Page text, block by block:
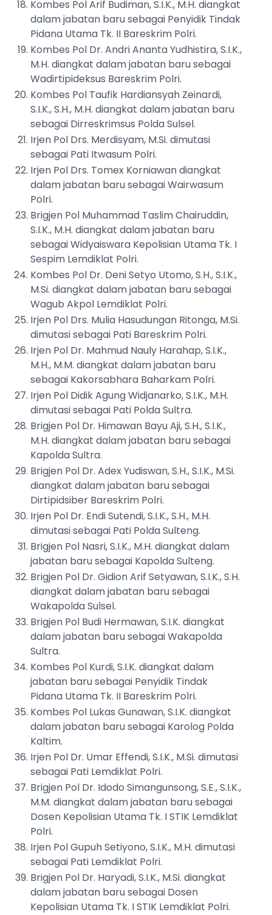
Kombes Pol Arif Budiman, S.I.K., M.H. diangkat
dalam jabatan baru sebagai Penyidik Tindak
Pidana Utama Tk. II Bareskrim Polri.
Kombes Pol Dr. Andri Ananta Yudhistira, S.I.K.,
M.H. diangkat dalam jabatan baru sebagai
Wadirtipideksus Bareskrim Polri.
Kombes Pol Taufik Hardiansyah Zeinardi,
S.I.K., S.H., M.H. diangkat dalam jabatan baru
sebagai Dirreskrimsus Polda Sulsel.
Irjen Pol Drs. Merdisyam, M.Si. dimutasi
sebagai Pati Itwasum Polri.
Irjen Pol Drs. Tomex Korniawan diangkat
dalam jabatan baru sebagai Wairwasum
Polri.
Brigjen Pol Muhammad Taslim Chairuddin,
S.I.K., M.H. diangkat dalam jabatan baru
sebagai Widyaiswara Kepolisian Utama Tk. I
Sespim Lemdiklat Polri.
Kombes Pol Dr. Deni Setyo Utomo, S.H., S.I.K.,
M.Si. diangkat dalam jabatan baru sebagai
Wagub Akpol Lemdiklat Polri.
Irjen Pol Drs. Mulia Hasudungan Ritonga, M.Si.
dimutasi sebagai Pati Bareskrim Polri.
Irjen Pol Dr. Mahmud Nauly Harahap, S.I.K.,
M.H., M.M. diangkat dalam jabatan baru
sebagai Kakorsabhara Baharkam Polri.
Irjen Pol Didik Agung Widjanarko, S.I.K., M.H.
dimutasi sebagai Pati Polda Sultra.
Brigjen Pol Dr. Himawan Bayu Aji, S.H., S.I.K.,
M.H. diangkat dalam jabatan baru sebagai
Kapolda Sultra.
Brigjen Pol Dr. Adex Yudiswan, S.H., S.I.K., M.Si.
diangkat dalam jabatan baru sebagai
Dirtipidsiber Bareskrim Polri.
Irjen Pol Dr. Endi Sutendi, S.I.K., S.H., M.H.
dimutasi sebagai Pati Polda Sulteng.
Brigjen Pol Nasri, S.I.K., M.H. diangkat dalam
jabatan baru sebagai Kapolda Sulteng.
Brigjen Pol Dr. Gidion Arif Setyawan, S.I.K., S.H.
diangkat dalam jabatan baru sebagai
Wakapolda Sulsel.
Brigjen Pol Budi Hermawan, S.I.K. diangkat
dalam jabatan baru sebagai Wakapolda
Sultra.
Kombes Pol Kurdi, S.I.K. diangkat dalam
jabatan baru sebagai Penyidik Tindak
Pidana Utama Tk. II Bareskrim Polri.
Kombes Pol Lukas Gunawan, S.I.K. diangkat
dalam jabatan baru sebagai Karolog Polda
Kaltim.
Irjen Pol Dr. Umar Effendi, S.I.K., M.Si. dimutasi
sebagai Pati Lemdiklat Polri.
Brigjen Pol Dr. Idodo Simangunsong, S.E., S.I.K.,
M.M. diangkat dalam jabatan baru sebagai
Dosen Kepolisian Utama Tk. I STIK Lemdiklat
Polri.
Irjen Pol Gupuh Setiyono, S.I.K., M.H. dimutasi
sebagai Pati Lemdiklat Polri.
Brigjen Pol Dr. Haryadi, S.I.K., M.Si. diangkat
dalam jabatan baru sebagai Dosen
Kepolisian Utama Tk. I STIK Lemdiklat Polri.